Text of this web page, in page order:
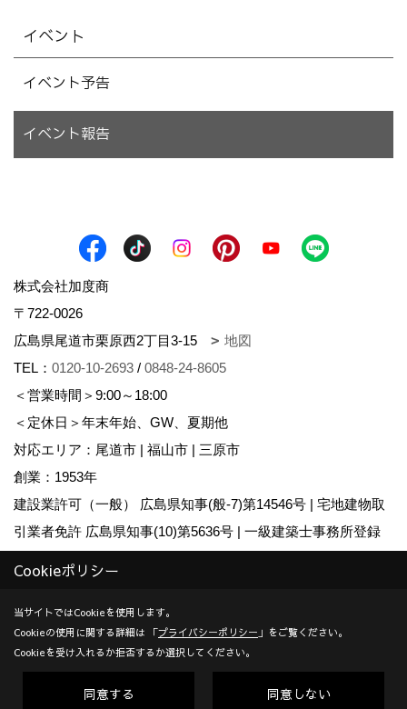
イベント
イベント予告
イベント報告
株式会社加度商
〒722-0026
広島県尾道市栗原西2丁目3-15
地図
TEL： 0120-10-2693 / 0848-24-8605
＜営業時間＞9:00～18:00
＜定休日＞年末年始、GW、夏期他
対応エリア：尾道市 | 福山市 | 三原市
創業：1953年
建設業許可（一般） 広島県知事(般-7)第14546号 | 宅地建物取
引業者免許 広島県知事(10)第5636号 | 一級建築士事務所登録
Copyright (c) KADOSHO. All Rights Reserved.
Produced byゴデスクリエイト
Cookieポリシー
当サイトではCookieを使用します。
Cookieの使用に関する詳細は 「プライバシーポリシー 」をご覧ください。
Cookieを受け入れるか拒否するか選択してください。
同意する 同意しない